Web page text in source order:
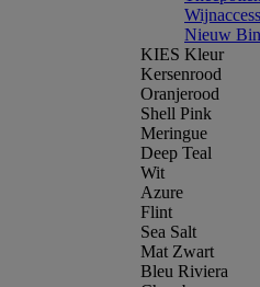
Nieuw
KIES Kleur
Kersenrood
Oranjerood
Shell Pink
Meringue
Deep Teal
Wit
Azure
Flint
Sea Salt
Mat Zwart
Bleu Riviera